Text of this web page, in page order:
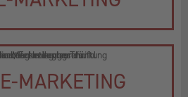
MARKETING